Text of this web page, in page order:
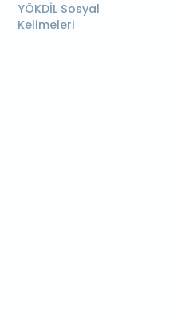
YÖKDİL Sosyal
Kelimeleri